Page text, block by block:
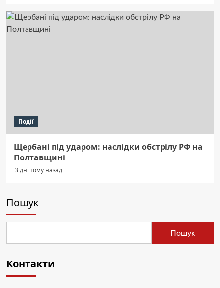
Події
Щербані під ударом: наслідки обстрілу РФ на
Полтавщині
3 дні тому назад
Пошук
Пошук
Контакти